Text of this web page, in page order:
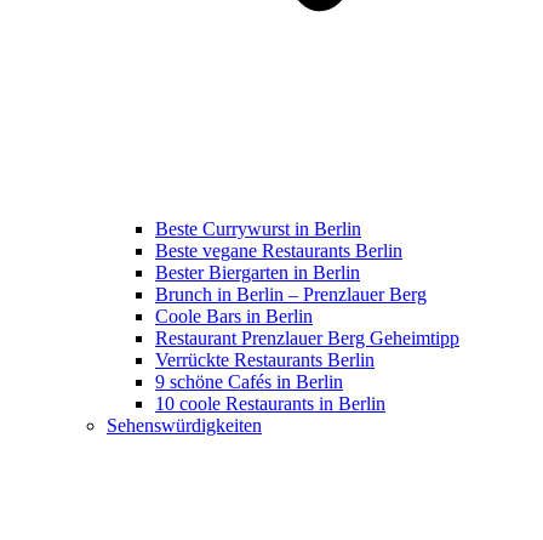
Beste Currywurst in Berlin
Beste vegane Restaurants Berlin
Bester Biergarten in Berlin
Brunch in Berlin – Prenzlauer Berg
Coole Bars in Berlin
Restaurant Prenzlauer Berg Geheimtipp
Verrückte Restaurants Berlin
9 schöne Cafés in Berlin
10 coole Restaurants in Berlin
Sehenswürdigkeiten